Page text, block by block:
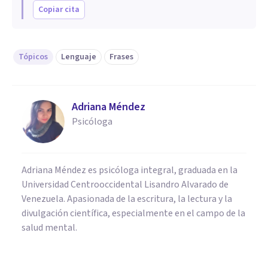
Copiar cita
Tópicos Lenguaje Frases
Adriana Méndez
Psicóloga
Adriana Méndez es psicóloga integral, graduada en la
Universidad Centrooccidental Lisandro Alvarado de
Venezuela. Apasionada de la escritura, la lectura y la
divulgación científica, especialmente en el campo de la
salud mental.